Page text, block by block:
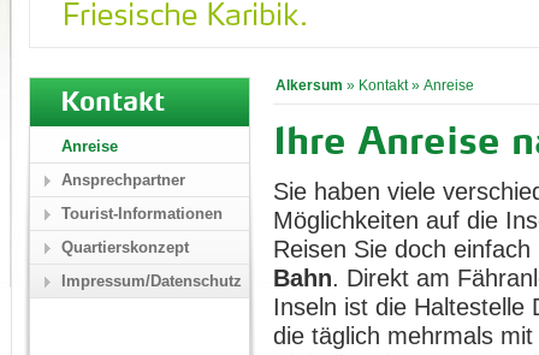
Alkersum » Kontakt» Anreise
Ihre Anreise
Sie haben viele
Möglichkeiten auf die
Reisen Sie doch
Bahn. Direkt am
Inseln ist die Haltestelle
die täglich mehrmals
Kontakt
Anreise
Ansprechpartner
Tourist-Informationen
Quartierskonzept
Impressum/Datenschutz